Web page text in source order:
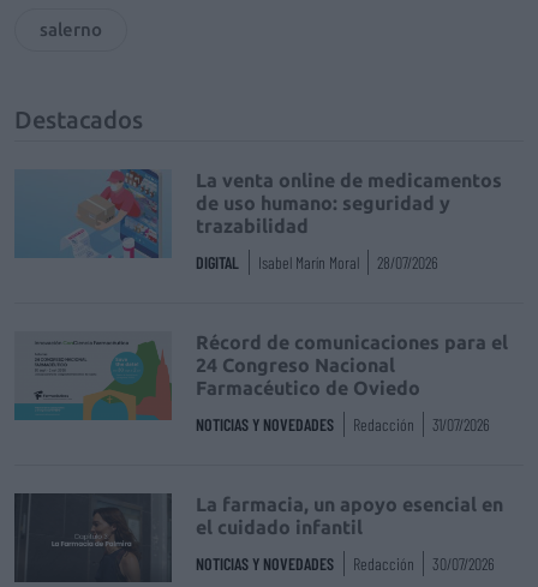
salerno
Destacados
La venta online de medicamentos
de uso humano: seguridad y
trazabilidad
DIGITAL Isabel Marín Moral 28/07/2026
Récord de comunicaciones para el
24 Congreso Nacional
Farmacéutico de Oviedo
NOTICIAS Y NOVEDADES Redacción 31/07/2026
La farmacia, un apoyo esencial en
el cuidado infantil
NOTICIAS Y NOVEDADES Redacción 30/07/2026